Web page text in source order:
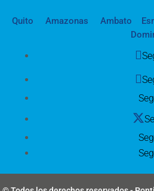
Quito Amazonas Ambato